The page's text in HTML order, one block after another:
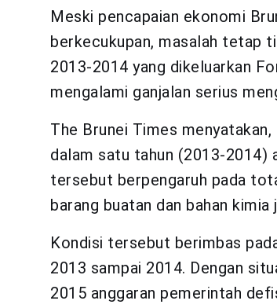
Meski pencapaian ekonomi
berkecukupan, masalah tetap
2013-2014 yang dikeluarkan
mengalami ganjalan serius
The Brunei Times
dalam satu tahun (2013-2014)
tersebut berpengaruh pada
barang buatan dan bahan
Kondisi tersebut berimbas
2013 sampai 2014. Dengan
2015 anggaran pemerintah